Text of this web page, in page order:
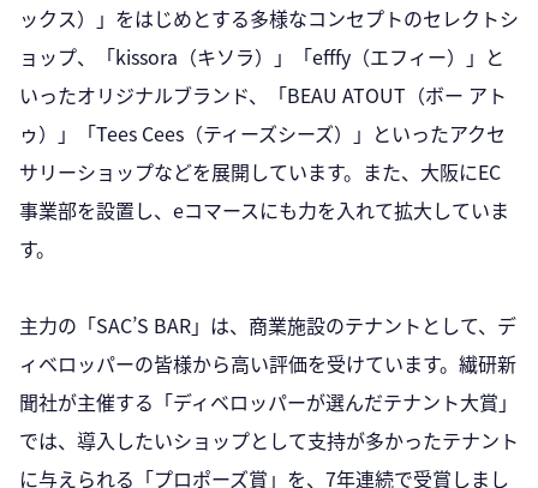
ックス）」をはじめとする多様なコンセプトのセレクトシ
ョップ、「kissora（キソラ）」「efffy（エフィー）」と
いったオリジナルブランド、「BEAU ATOUT（ボー アト
ゥ）」「Tees Cees（ティーズシーズ）」といったアクセ
サリーショップなどを展開しています。また、大阪にEC
事業部を設置し、eコマースにも力を入れて拡大していま
す。
主力の「SAC’S BAR」は、商業施設のテナントとして、デ
ィベロッパーの皆様から高い評価を受けています。繊研新
聞社が主催する「ディベロッパーが選んだテナント大賞」
では、導入したいショップとして支持が多かったテナント
に与えられる「プロポーズ賞」を、7年連続で受賞しまし